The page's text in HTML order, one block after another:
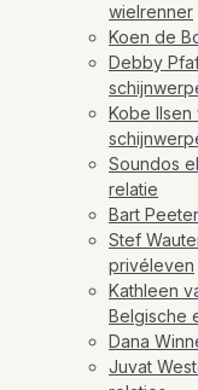
wielrenner
Koen de
Debby
Kobe
Soundos
relatie
Bart
Stef
privéleven
Kathleen
Belgische
Dana
Juvat